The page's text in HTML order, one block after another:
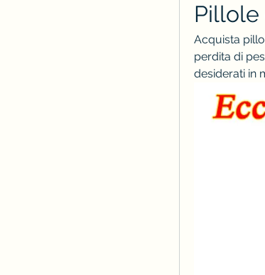
Pillole
Acquista
perdita di
desiderati in